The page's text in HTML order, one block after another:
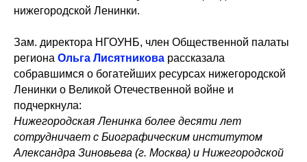
нижегородской Ленинки.
Зам. директора НГОУНБ, член Общественной палаты
региона Ольга Лисятникова рассказала
собравшимся о богатейших ресурсах нижегородской
Ленинки о Великой Отечественной войне и
подчеркнула:
Нижегородская Ленинка более десяти лет
сотрудничает с Биографическим институтом
Александра Зиновьева (г. Москва) и Нижегородской